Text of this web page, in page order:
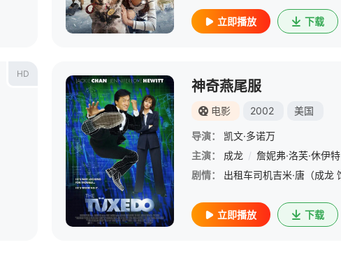
立即播放 下载
HD
黛安娜·哈卡索 / 露茜·达文波特 /
内维尔·菲利普斯
神奇燕尾服
电影 2002 美国
导演：
凯文·多诺万
主演：
成龙 / 詹妮弗·洛芙·休伊特
剧情：
立即播放 下载